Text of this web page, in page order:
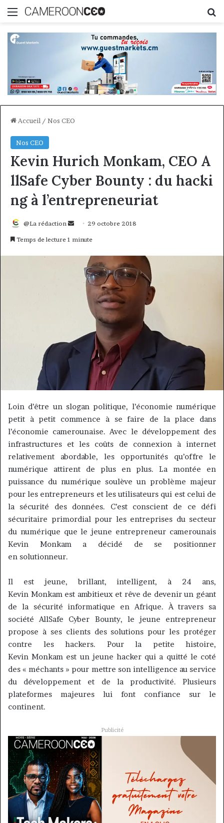
Menu
Accueil / Nos CEO
Nos CEO
Kevin Hurich Monkam, CEO A
llSafe Cyber Bounty : du hacki
ng à l’entrepreneuriat
@La rédaction
Envoyer29 octobre 2018
Temps de lecture 1 minute
Loin d’être un slogan politique, l’économie numérique
petit à petit commence à se faire de la place dans
l’économie camerounaise. Avec le développement des
infrastructures et les coûts de connexion à internet
relativement abordable, les opportunités qu’offre le
numérique attirent de plus en plus. La montée en
puissance du numérique soulève un problème majeur
pour les entrepreneurs et les utilisateurs qui est celui de
la sécurité des données. C’est conscient de ce défi
sécuritaire primordial pour les entreprises du secteur
du numérique que le jeune entrepreneur camerounais
Kevin Monkama décidé de se positionner
en solutionneur.
Il est jeune, brillant, intelligent, à 24 ans,
Kevin Monkamest ambitieux et rêve de devenir un géant
de la sécurité informatique en Afrique. À travers sa
sociétéAllSafe Cyber Bounty, le jeune entrepreneur
propose à ses clients des solutions pour les protéger
contre les hackers. Pour la petite histoire,
KevinMonkam est un jeune hacker qui a quitté le coté
des « méchants » pour mettre son intelligence au service
du développement et de la productivité. Plusieurs
plateformes majeures lui font confiance sur le
continent.
Publicité